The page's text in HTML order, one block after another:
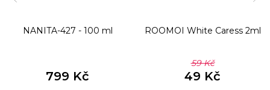
NANITA-427 - 100 ml
799 Kč
ROOMOI White Caress 2ml
59 Kč
49 Kč